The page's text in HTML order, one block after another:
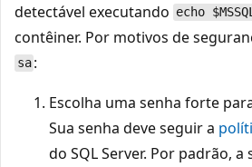
detectável executando echo
contêiner. Por motivos de
sa :
Escolha uma senha forte
Sua senha deve seguir a
do SQL Server. Por padrão,